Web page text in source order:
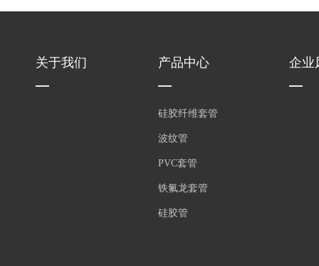
关于我们 产品中心
硅胶纤维套管
波纹管
PVC套管
铁氟龙套管
硅胶管
企业